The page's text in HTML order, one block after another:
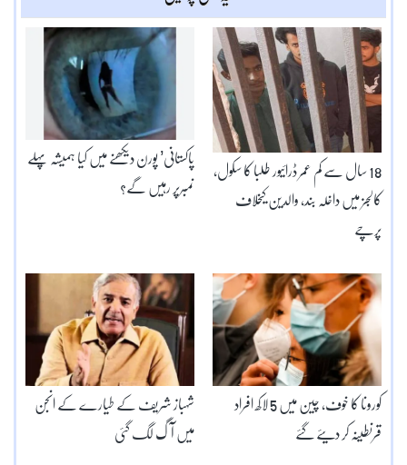
پاکستانی’ پورن دیکھنے میں کیا ہمیشہ پہلے
نمبرپر رہیں گے؟
18 سال سے کم عمر ڈرائیور طلبا کا سکول،
کالجز میں داخلہ بند، والدین کیخلاف
پرچے
شہباز شریف کے طیارے کے انجن
میں آگ لگ گئی
کورونا کا خوف، چین میں 5 لاکھ افراد
قرنطینہ کر دیئے گئے